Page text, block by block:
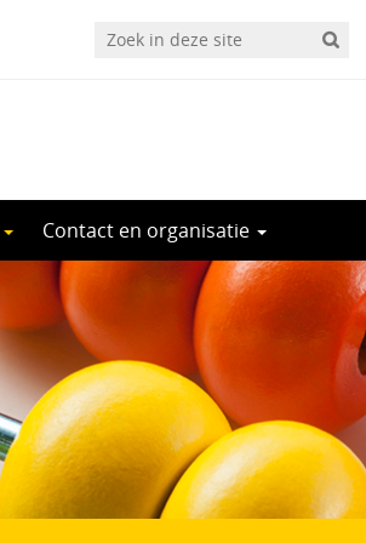
Contact en organisatie